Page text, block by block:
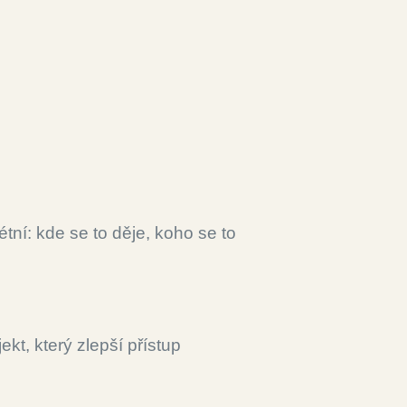
kde se to děje, koho se to
který zlepší přístup